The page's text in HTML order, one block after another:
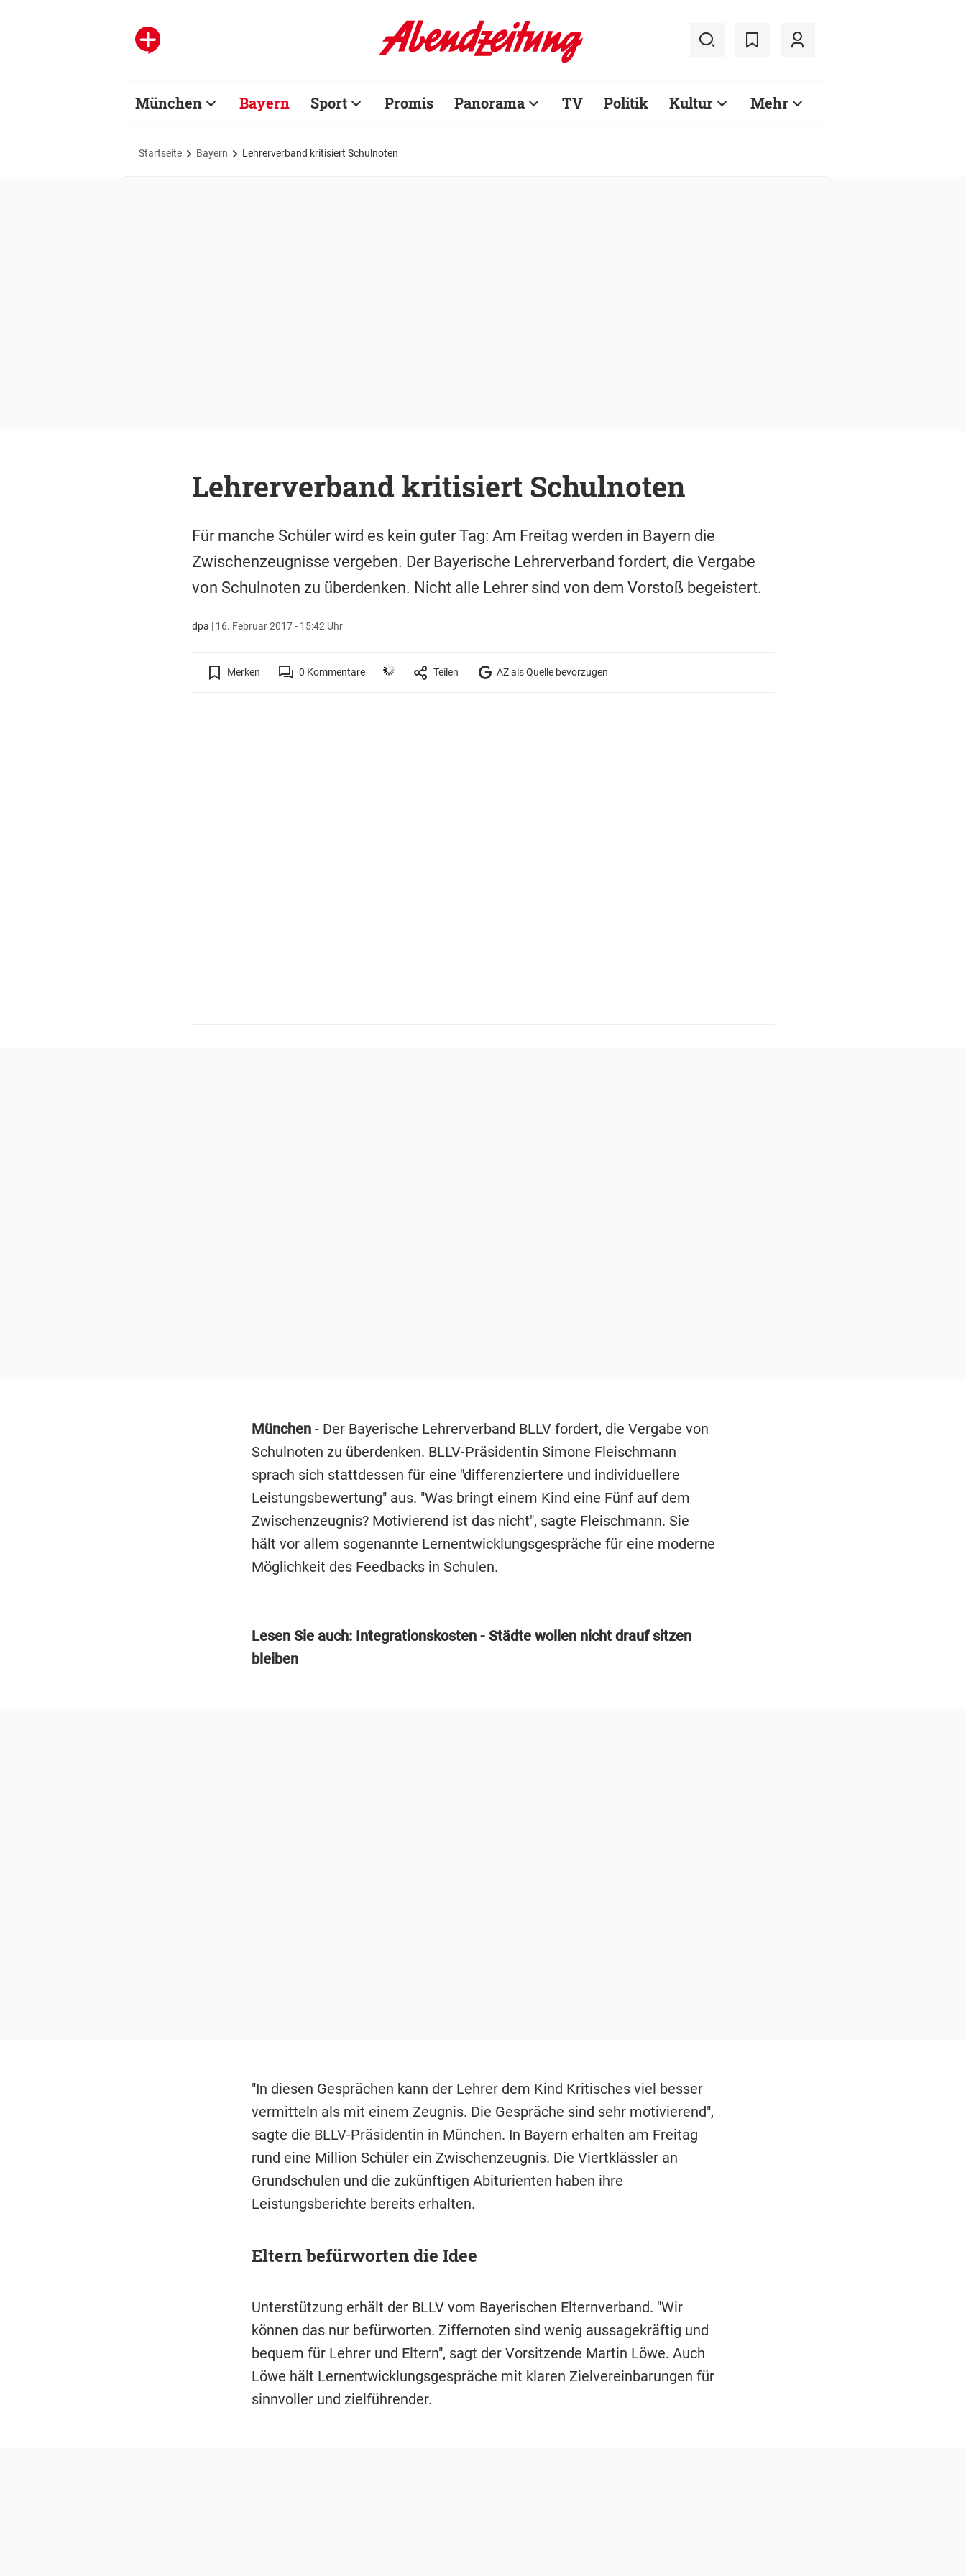
München Bayern Sport Promis Panorama TV Politik Kultur Mehr
Startseite Bayern Lehrerverband kritisiert Schulnoten
Lehrerverband kritisiert Schulnoten
Für manche Schüler wird es kein guter Tag: Am Freitag werden in Bayern die
Zwischenzeugnisse vergeben. Der Bayerische Lehrerverband fordert, die Vergabe
von Schulnoten zu überdenken. Nicht alle Lehrer sind von dem Vorstoß begeistert.
dpa | 16. Februar 2017 - 15:42 Uhr
Merken 0 Kommentare Teilen AZ als Quelle bevorzugen
München - Der Bayerische Lehrerverband BLLV fordert, die Vergabe von
Schulnoten zu überdenken. BLLV-Präsidentin Simone Fleischmann
sprach sich stattdessen für eine "differenziertere und individuellere
Leistungsbewertung" aus. "Was bringt einem Kind eine Fünf auf dem
Zwischenzeugnis? Motivierend ist das nicht", sagte Fleischmann. Sie
hält vor allem sogenannte Lernentwicklungsgespräche für eine moderne
Möglichkeit des Feedbacks in Schulen.
Lesen Sie auch: Integrationskosten - Städte wollen nicht drauf sitzen
bleiben
"In diesen Gesprächen kann der Lehrer dem Kind Kritisches viel besser
vermitteln als mit einem Zeugnis. Die Gespräche sind sehr motivierend",
sagte die BLLV-Präsidentin in München. In Bayern erhalten am Freitag
rund eine Million Schüler ein Zwischenzeugnis. Die Viertklässler an
Grundschulen und die zukünftigen Abiturienten haben ihre
Leistungsberichte bereits erhalten.
Eltern befürworten die Idee
Unterstützung erhält der BLLV vom Bayerischen Elternverband. "Wir
können das nur befürworten. Ziffernoten sind wenig aussagekräftig und
bequem für Lehrer und Eltern", sagt der Vorsitzende Martin Löwe. Auch
Löwe hält Lernentwicklungsgespräche mit klaren Zielvereinbarungen für
sinnvoller und zielführender.